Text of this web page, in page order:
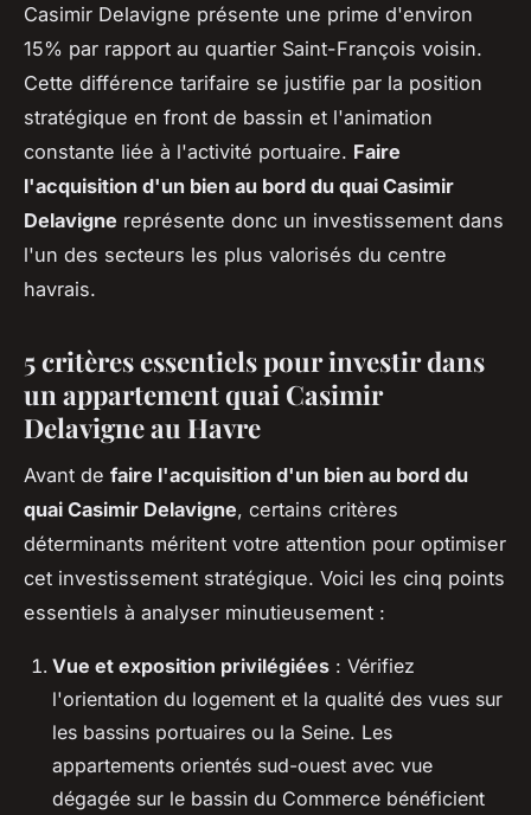
Casimir Delavigne présente une prime d'environ
15% par rapport au quartier Saint-François voisin.
Cette différence tarifaire se justifie par la position
stratégique en front de bassin et l'animation
constante liée à l'activité portuaire. Faire
l'acquisition d'un bien au bord du quai Casimir
Delavigne représente donc un investissement dans
l'un des secteurs les plus valorisés du centre
havrais.
5 critères essentiels pour investir dans
un appartement quai Casimir
Delavigne au Havre
Avant de faire l'acquisition d'un bien au bord du
quai Casimir Delavigne, certains critères
déterminants méritent votre attention pour optimiser
cet investissement stratégique. Voici les cinq points
essentiels à analyser minutieusement :
Vue et exposition privilégiées : Vérifiez
l'orientation du logement et la qualité des vues sur
les bassins portuaires ou la Seine. Les
appartements orientés sud-ouest avec vue
dégagée sur le bassin du Commerce bénéficient